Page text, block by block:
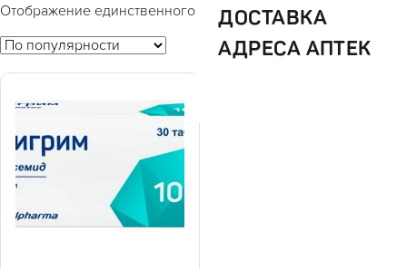
ДОСТАВКА
АДРЕСА АПТЕК
Отображение единственного товара